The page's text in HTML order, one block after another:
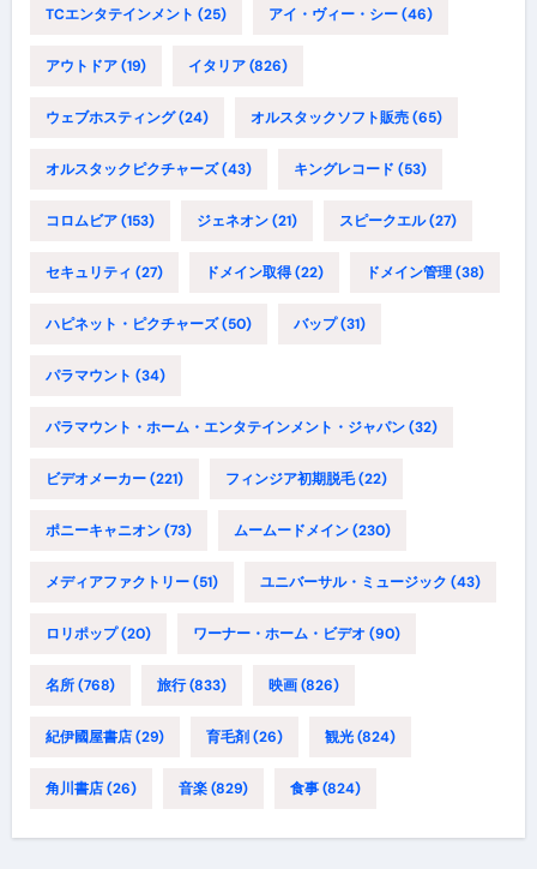
TCエンタテインメント (25) アイ・ヴィー・シー(46)
アウトドア(19) イタリア(826)
ウェブホスティング(24) オルスタックソフト販売(65)
オルスタックピクチャーズ(43) キングレコード (53)
コロムビア(153) ジェネオン(21) スピークエル(27)
セキュリティ (27) ドメイン取得(22) ドメイン管理(38)
ハピネット・ピクチャーズ(50) バップ(31)
パラマウント (34)
パラマウント・ホーム・エンタテインメント・ジャパン(32)
ビデオメーカー(221) フィンジア初期脱毛(22)
ポニーキャニオン(73) ムームードメイン(230)
メディアファクトリー(51) ユニバーサル・ミュージック (43)
ロリポップ(20) ワーナー・ホーム・ビデオ (90)
名所(768) 旅行(833) 映画(826)
紀伊國屋書店(29) 育毛剤 (26) 観光(824)
角川書店(26) 音楽(829) 食事(824)